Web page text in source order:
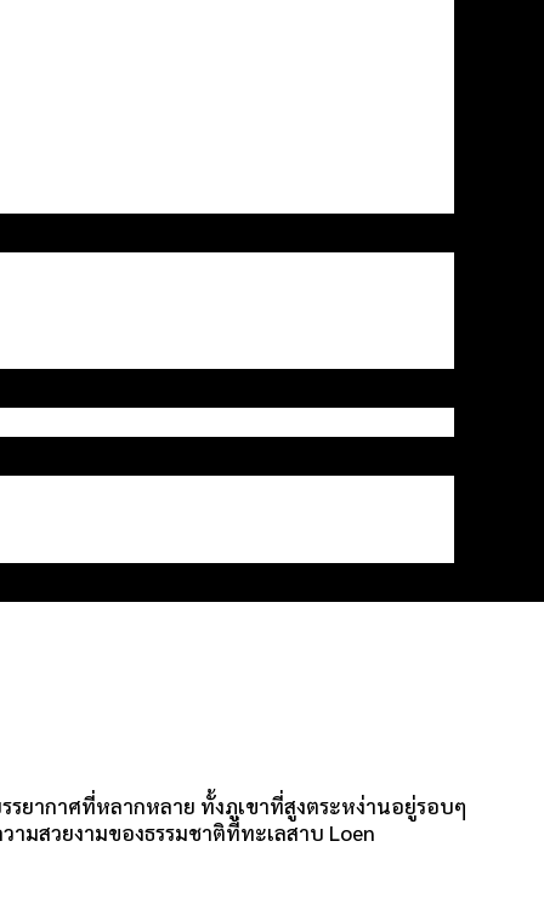
ยากาศที่หลากหลาย ทั้งภูเขาที่สูงตระหง่านอยู่รอบๆ
มสวยงามของธรรมชาติที่ทะเลสาบ Loen